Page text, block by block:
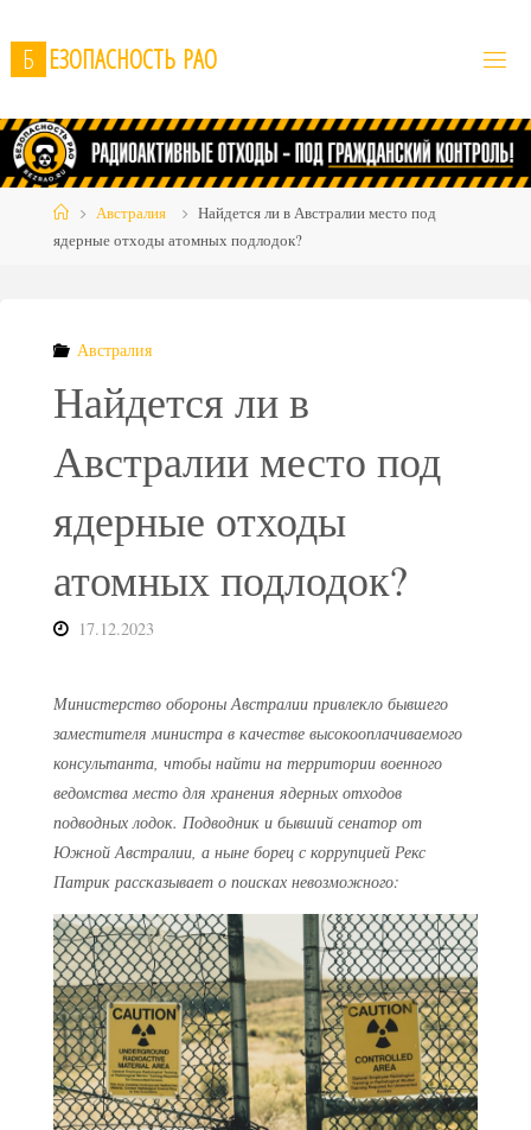
to
content
Б ЕЗОПАСНОСТЬ РАО
HomeАвстралия
Найдется ли в Австралии место под
ядерные отходы атомных подлодок?
Австралия
Найдется ли в
Австралии место под
ядерные отходы
атомных подлодок?
17.12.2023
Министерство обороны Австралии привлекло бывшего
заместителя министра в качестве высокооплачиваемого
консультанта, чтобы найти на территории военного
ведомства место для хранения ядерных отходов
подводных лодок. Подводник и бывший сенатор от
Южной Австралии, а ныне борец с коррупцией Рекс
Патрик рассказывает о поисках невозможного: